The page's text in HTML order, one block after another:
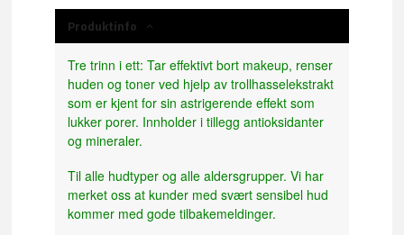
Produktinfo
Tre trinn i ett: Tar effektivt bort makeup, renser
huden og toner ved hjelp av trollhasselekstrakt
som er kjent for sin astrigerende effekt som
lukker porer. Innholder i tillegg antioksidanter
og mineraler.
Til alle hudtyper og alle aldersgrupper. Vi har
merket oss at kunder med svært sensibel hud
kommer med gode tilbakemeldinger.